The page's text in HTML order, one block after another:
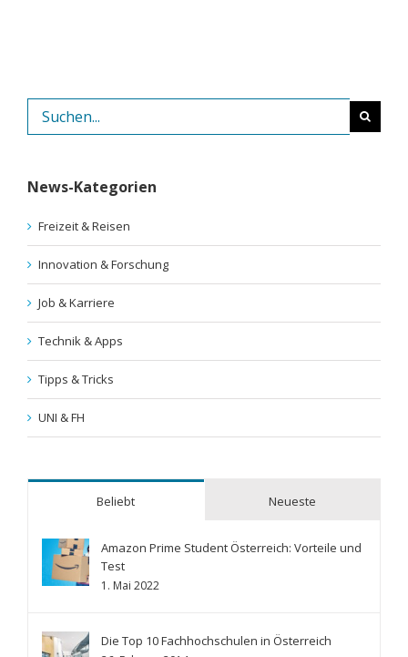
nach:
News-Kategorien
Freizeit & Reisen
Innovation & Forschung
Job & Karriere
Technik & Apps
Tipps & Tricks
UNI & FH
Beliebt Neueste
Amazon Prime Student Österreich: Vorteile und
Test
1. Mai 2022
Die Top 10 Fachhochschulen in Österreich